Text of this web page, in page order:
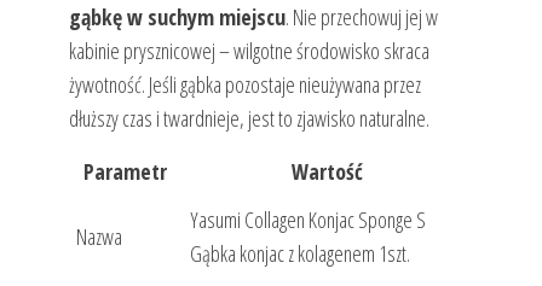
gąbkę w suchym miejscu. Nie przechowuj jej w
kabinie prysznicowej – wilgotne środowisko skraca
żywotność. Jeśli gąbka pozostaje nieużywana przez
dłuższy czas i twardnieje, jest to zjawisko naturalne.
Parametr
Wartość
Nazwa
Yasumi Collagen Konjac Sponge S
Gąbka konjac z kolagenem 1szt.